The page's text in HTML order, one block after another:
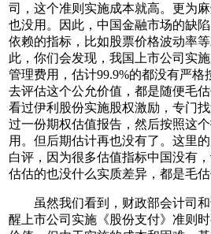
司，这个准则实施成本就高。更为
也没用。因此，中国金融市场的缺
依赖的指标，比如股票价格波动率
此，你们会发现，我国上市公司实
管理费用，估计99.9%的都没有严格
去评估这个公允价值，都是随便毛
看过伊利股份实施股权激励，专门
过一份期权估值报告，然后按照这
用。但后期估计再也没有了。这里
白评，因为很多估值指标中国没有
估估的也没什么实质差异，都是毛估
虽然我们看到，财政部会计司和
醒上市公司实施《股份支付》准则